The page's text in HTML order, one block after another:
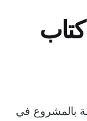
بالمشروع في